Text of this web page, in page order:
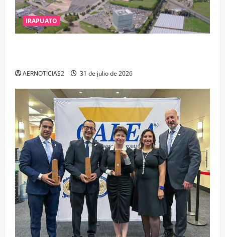
IRAPUATO
AERNOTICIAS2 31 de julio de 2026